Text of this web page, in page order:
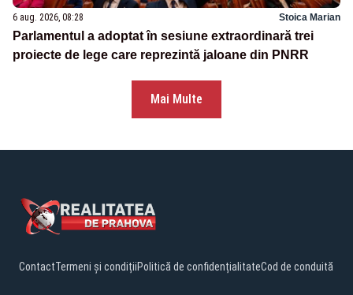
6 aug. 2026, 08:28 Stoica Marian
Parlamentul a adoptat în sesiune extraordinară trei
proiecte de lege care reprezintă jaloane din PNRR
Mai Multe
ContactTermeni și condițiiPolitică de confidențialitateCod de conduită